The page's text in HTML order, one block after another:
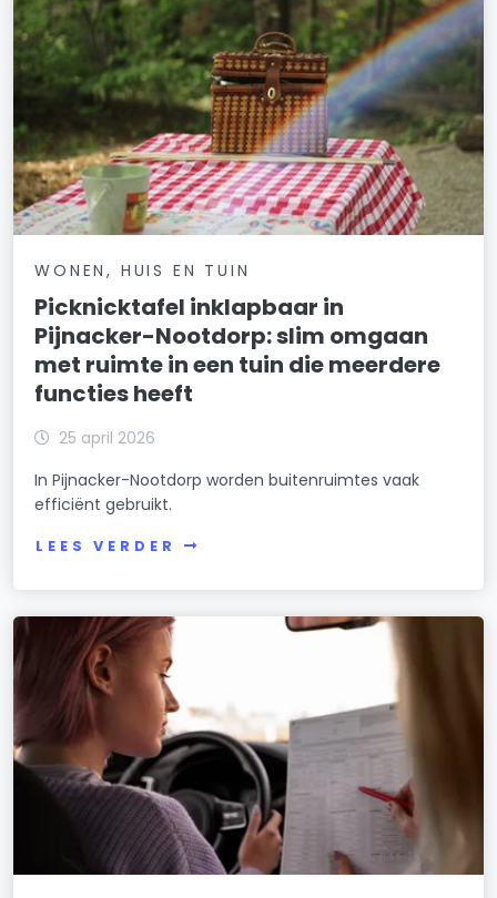
WONEN, HUIS EN TUIN
Picknicktafel inklapbaar in
Pijnacker-Nootdorp: slim omgaan
met ruimte in een tuin die meerdere
functies heeft
25 april 2026
In Pijnacker-Nootdorp worden buitenruimtes vaak
efficiënt gebruikt.
LEES VERDER